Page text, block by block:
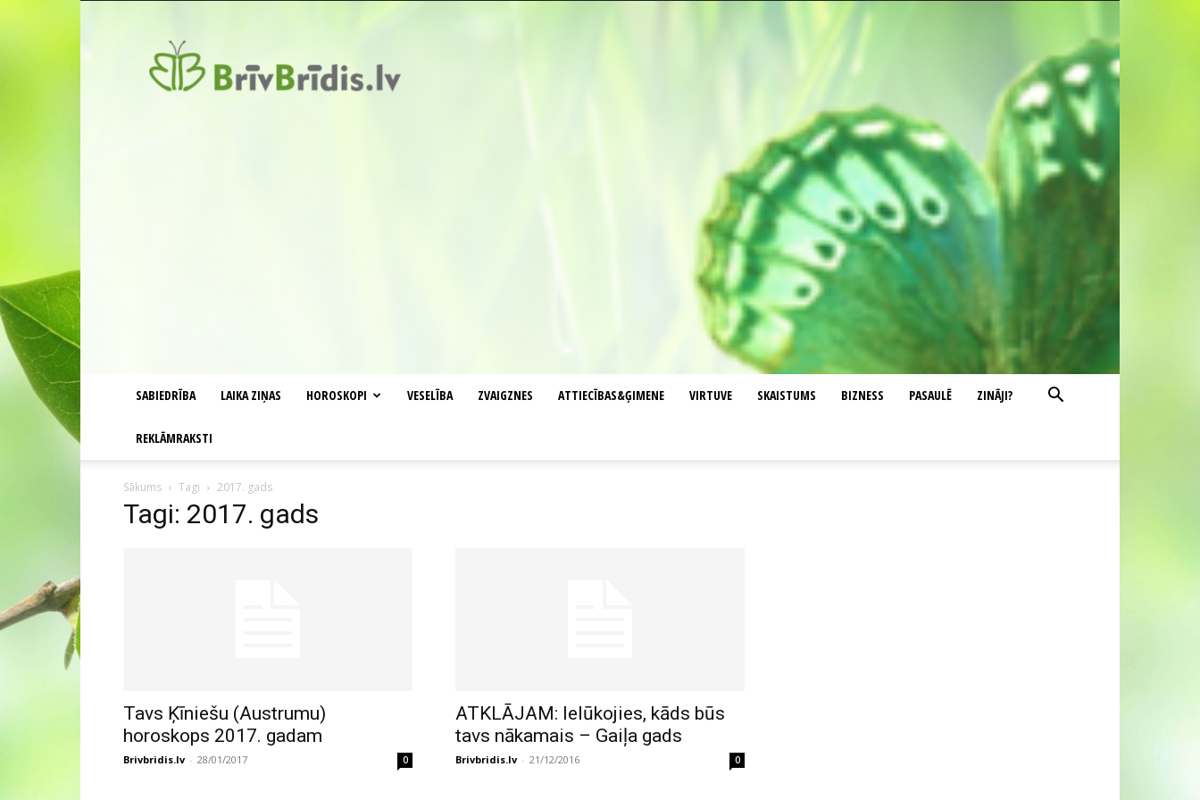
SABIEDRĪBA LAIKA ZIŅAS HOROSKOPI VESELĪBA ZVAIGZNES ATTIECĪBAS&ĢIMENE VIRTUVE SKAISTUMS BIZNESS PASAULĒ ZINĀJI?
REKLĀMRAKSTI
Sākums Tagi 2017. gads
Tagi: 2017. gads
Tavs Ķīniešu (Austrumu)
horoskops 2017. gadam
Brivbridis.lv - 28/01/2017 0
ATKLĀJAM: Ielūkojies, kāds būs
tavs nākamais – Gaiļa gads
Brivbridis.lv - 21/12/2016 0